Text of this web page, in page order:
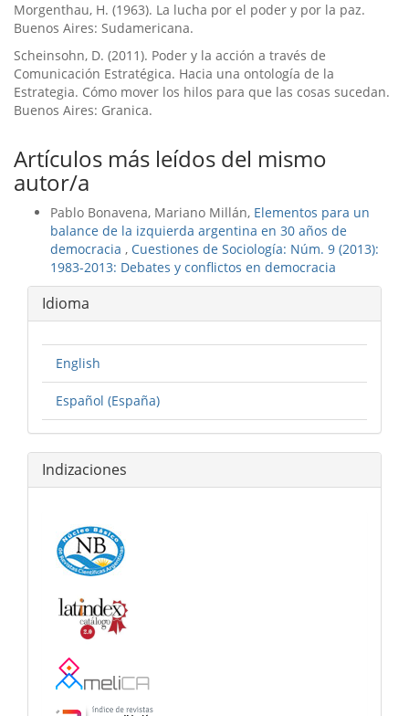
Morgenthau, H. (1963). La lucha por el poder y por la paz.
Buenos Aires: Sudamericana.
Scheinsohn, D. (2011). Poder y la acción a través de
Comunicación Estratégica. Hacia una ontologí­a de la
Estrategia. Cómo mover los hilos para que las cosas sucedan.
Buenos Aires: Granica.
Artículos más leídos del mismo
autor/a
Pablo Bonavena, Mariano Millán, Elementos para un
balance de la izquierda argentina en 30 años de
democracia , Cuestiones de Sociología: Núm. 9 (2013):
1983-2013: Debates y conflictos en democracia
Idioma
English
Español (España)
Indizaciones